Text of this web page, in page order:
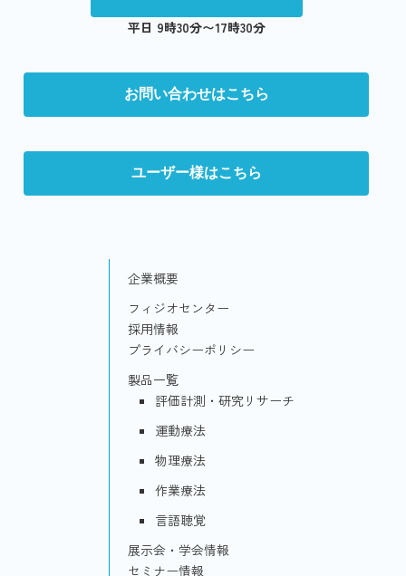
平日 9時30分〜17時30分
お問い合わせはこちら
ユーザー様はこちら
企業概要
フィジオセンター
採用情報
プライバシーポリシー
製品一覧
評価計測・研究リサーチ
運動療法
物理療法
作業療法
言語聴覚
展示会・学会情報
セミナー情報